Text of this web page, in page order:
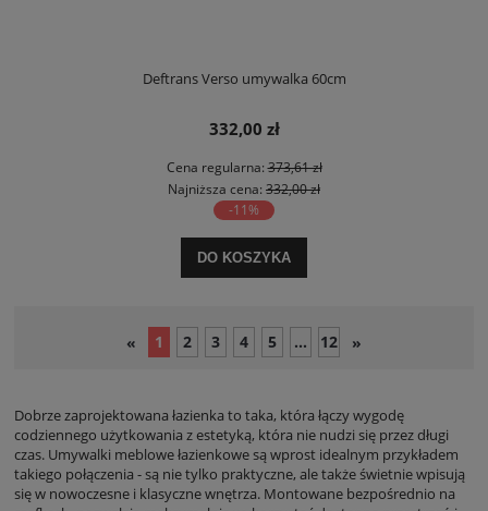
Deftrans Verso umywalka 60cm
332,00 zł
Cena regularna:373,61 zł
Najniższa cena: 332,00 zł
-11%
DO KOSZYKA
« 1 2 3 4 5 ... 12 »
Dobrze zaprojektowana łazienka to taka, która łączy wygodę
codziennego użytkowania z estetyką, która nie nudzi się przez długi
czas. Umywalki meblowe łazienkowe są wprost idealnym przykładem
takiego połączenia - są nie tylko praktyczne, ale także świetnie wpisują
się w nowoczesne i klasyczne wnętrza. Montowane bezpośrednio na